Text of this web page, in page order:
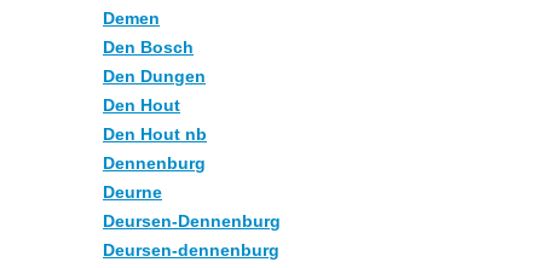
Demen
Den Bosch
Den Dungen
Den Hout
Den Hout nb
Dennenburg
Deurne
Deursen-Dennenburg
Deursen-dennenburg